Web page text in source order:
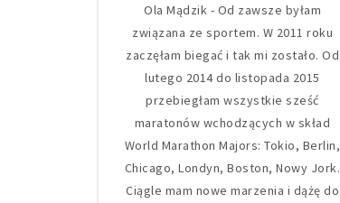
Ola Mądzik - Od zawsze byłam
związana ze sportem. W 2011 roku
zaczęłam biegać i tak mi zostało. Od
lutego 2014 do listopada 2015
przebiegłam wszystkie sześć
maratonów wchodzących w skład
World Marathon Majors: Tokio, Berlin,
Chicago, Londyn, Boston, Nowy Jork.
Ciągle mam nowe marzenia i dążę do